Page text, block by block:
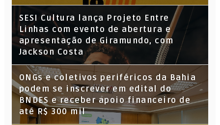
SESI Cultura lança Projeto Entre
Linhas com evento de abertura e
apresentação de Giramundo, com
Jackson Costa
ONGs e coletivos periféricos da Bahia
podem se inscrever em edital do
BNDES e receber apoio financeiro de
até R$ 300 mil